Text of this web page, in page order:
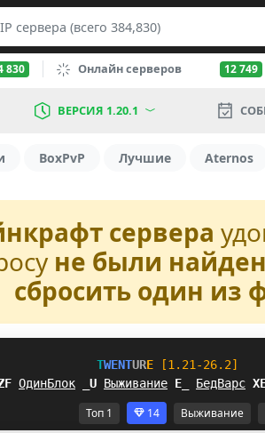
830 Онлайн серверов 12 749
ВЕРСИЯ 1.20.1
BoxPvP Лучшие Aternos
сервера
не были
сбросить один из
TWENTURE
[1.21-26.2]
ОдинБлок Q Выживание Q БедВарс X
Топ 1 14 Выживание